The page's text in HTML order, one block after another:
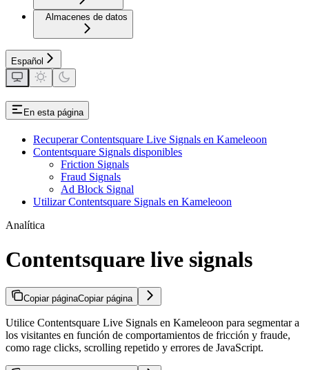
Almacenes de datos
Español
En esta página
Recuperar Contentsquare Live Signals en Kameleoon
Contentsquare Signals disponibles
Friction Signals
Fraud Signals
Ad Block Signal
Utilizar Contentsquare Signals en Kameleoon
Analítica
Contentsquare live signals
Copiar páginaCopiar página
Utilice Contentsquare Live Signals en Kameleoon para segmentar a
los visitantes en función de comportamientos de fricción y fraude,
como rage clicks, scrolling repetido y errores de JavaScript.